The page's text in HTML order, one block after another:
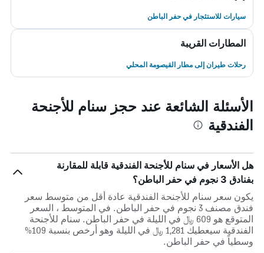
سيارات للاستئجار في حفر الباطن
المطارات القريبة
رحلات طيران إلى مطار القيصومة المحلي
الأسئلة الشائعة عند حجز سنام للأجنحة
الفندقية
هل الأسعار في سنام للأجنحة الفندقية قابلة للمقارنة
بفنادق 3 نجوم في حفر الباطن؟
يكون سعر سنام للأجنحة الفندقية عادة أقل من متوسط ​​سعر
فندق مصنف 3 نجوم في حفر الباطن. في المتوسط ، السعر
المتوقع هو 609 ﷼ في الليلة في حفر الباطن. سنام للأجنحة
الفندقية سيعطيك 1,281 ﷼ في الليلة وهو أرخص بنسبة 109%
وسطياً في حفر الباطن.